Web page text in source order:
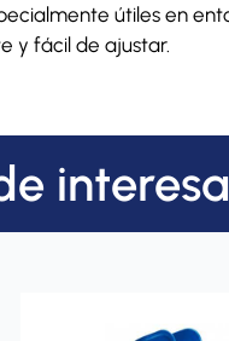
útiles en
y fácil de ajustar.